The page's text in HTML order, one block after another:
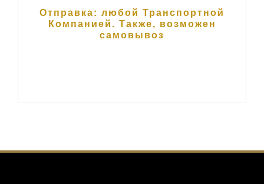
Отправка: любой Транспортной
Компанией. Также, возможен
самовывоз